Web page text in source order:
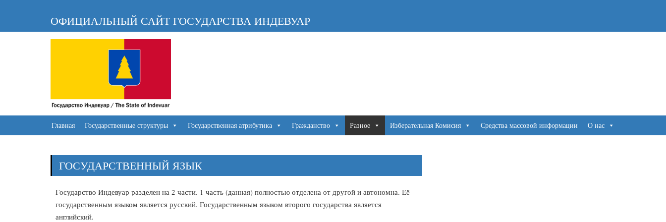
ОФИЦИАЛЬНЫЙ САЙТ ГОСУДАРСТВА ИНДЕВУАР
Главная Государственные структуры Государственная атрибутика Гражданство Разное Изберательная Комисия Средства массовой информации О нас
ГОСУДАРСТВЕННЫЙ ЯЗЫК
Государство Индевуар разделен на 2 части. 1 часть (данная) полностью отделена от другой и автономна. Её
государственным языком является русский. Государственным языком второго государства является
английский.